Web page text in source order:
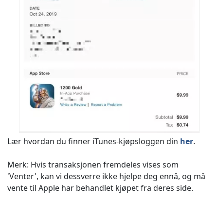
Lær hvordan du finner iTunes-kjøpsloggen din her.
Merk: Hvis transaksjonen fremdeles vises som
'Venter', kan vi dessverre ikke hjelpe deg ennå, og må
vente til Apple har behandlet kjøpet fra deres side.